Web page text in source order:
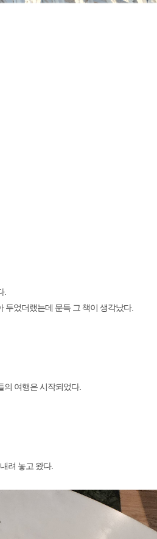
.
두었더랬는데 문득 그 책이 생각났다.
여행은 시작되었다.
려 놓고 왔다.